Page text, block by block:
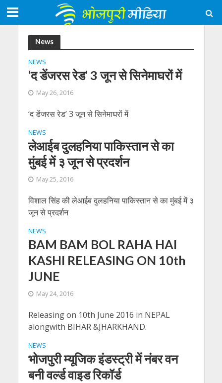
News
NEWS
‘द डेंजरस रेड’ 3 जून से सिनेमाघरों में
May 26, 2016
‘द डेंजरस रेड’ 3 जून से सिनेमाघरों में
NEWS
लेआईब दुलहनिया पाकिस्तान से का
मुंबई में ३ जून से प्रदर्शन
May 25, 2016
विशाल सिंह की लेआईब दुलहनिया पाकिस्तान से का मुंबई में ३
जून से प्रदर्शन
NEWS
BAM BAM BOL RAHA HAI
KASHI RELEASING ON 10th
JUNE
May 24, 2016
Releasing on 10th June 2016 in NEPAL
alongwith BIHAR &JHARKHAND.
NEWS
भोजपुरी म्यूजिक इंडस्ट्री में नंबर वन
बनी वर्ल्ड वाइड रिकॉर्ड